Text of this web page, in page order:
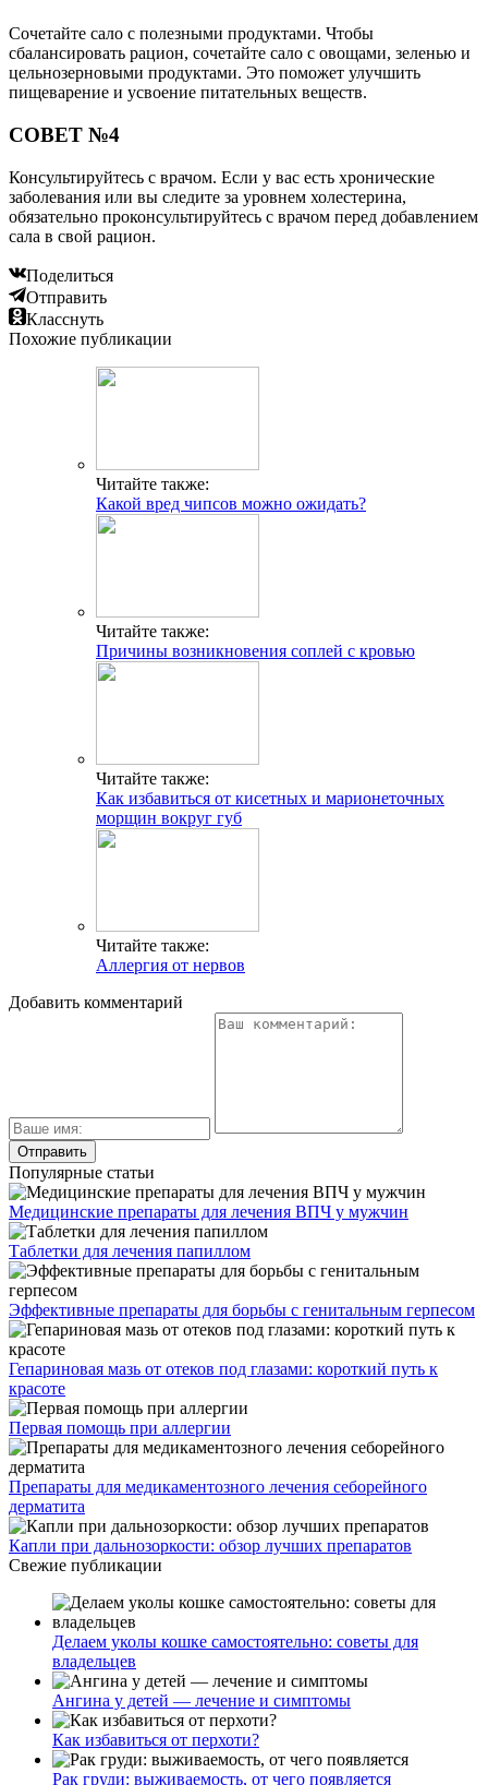
Сочетайте сало с полезными продуктами. Чтобы
сбалансировать рацион, сочетайте сало с овощами, зеленью и
цельнозерновыми продуктами. Это поможет улучшить
пищеварение и усвоение питательных веществ.
СОВЕТ №4
Консультируйтесь с врачом. Если у вас есть хронические
заболевания или вы следите за уровнем холестерина,
обязательно проконсультируйтесь с врачом перед добавлением
сала в свой рацион.
Поделиться
Отправить
Класснуть
Похожие публикации
Читайте также:
Какой вред чипсов можно ожидать?
Читайте также:
Причины возникновения соплей с кровью
Читайте также:
Как избавиться от кисетных и марионеточных
морщин вокруг губ
Читайте также:
Аллергия от нервов
Добавить комментарий
Популярные статьи
Медицинские препараты для лечения ВПЧ у мужчин
Таблетки для лечения папиллом
Эффективные препараты для борьбы с генитальным герпесом
Гепариновая мазь от отеков под глазами: короткий путь к
красоте
Первая помощь при аллергии
Препараты для медикаментозного лечения себорейного
дерматита
Капли при дальнозоркости: обзор лучших препаратов
Свежие публикации
Делаем уколы кошке самостоятельно: советы для
владельцев
Ангина у детей — лечение и симптомы
Как избавиться от перхоти?
Рак груди: выживаемость, от чего появляется